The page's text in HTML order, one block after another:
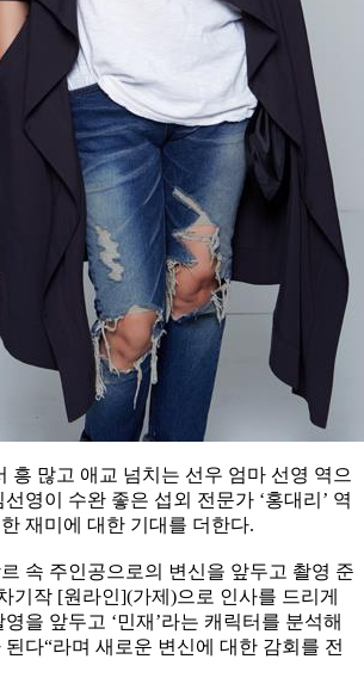
흥 많고 애교 넘치는 선우 엄마 선영 역으
영이 수완 좋은 섭외 전문가 ‘홍대리’ 역
재미에 대한 기대를 더한다.
속 주인공으로의 변신을 앞두고 촬영 준
기작 [원라인](가제)으로 인사를 드리게
을 앞두고 ‘민재’라는 캐릭터를 분석해
다“라며 새로운 변신에 대한 감회를 전